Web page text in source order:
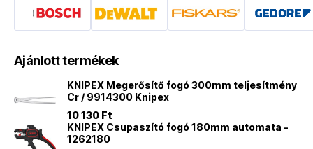
Ajánlott termékek
KNIPEX Megerősítő fogó 300mm teljesítmény
Cr / 9914300 Knipex
10 130 Ft
KNIPEX Csupaszító fogó 180mm automata -
1262180